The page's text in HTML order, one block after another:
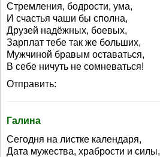
Стремления, бодрости, ума,
И счастья чаши бы сполна,
Друзей надёжных, боевых,
Зарплат тебе так же больших,
Мужчиной бравым оставаться,
В себе ничуть не сомневаться!
Отправить:
Галина
Сегодня на листке календаря,
Дата мужества, храбрости и силы,